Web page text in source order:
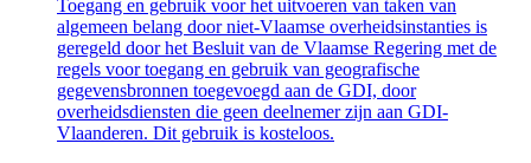
Toegang en gebruik voor het uitvoeren van taken van
algemeen belang door niet-Vlaamse overheidsinstanties is
geregeld door het Besluit van de Vlaamse Regering met de
regels voor toegang en gebruik van geografische
gegevensbronnen toegevoegd aan de GDI, door
overheidsdiensten die geen deelnemer zijn aan GDI-
Vlaanderen. Dit gebruik is kosteloos.